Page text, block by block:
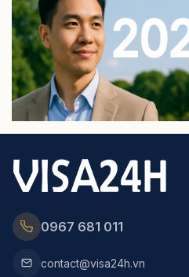
0967 681 011
contact@visa24h.vn